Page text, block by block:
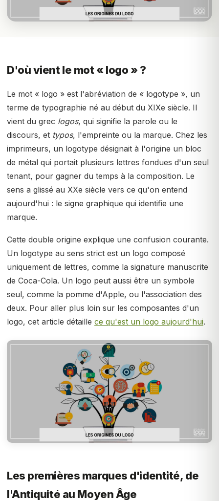
D'où vient le mot « logo » ?
Le mot « logo » est l'abréviation de « logotype », un
terme de typographie né au début du XIXe siècle. Il
vient du grec logos, qui signifie la parole ou le
discours, et typos, l'empreinte ou la marque. Chez les
imprimeurs, un logotype désignait à l'origine un bloc
de métal qui portait plusieurs lettres fondues d'un seul
tenant, pour gagner du temps à la composition. Le
sens a glissé au XXe siècle vers ce qu'on entend
aujourd'hui : le signe graphique qui identifie une
marque.
Cette double origine explique une confusion courante.
Un logotype au sens strict est un logo composé
uniquement de lettres, comme la signature manuscrite
de Coca-Cola. Un logo peut aussi être un symbole
seul, comme la pomme d'Apple, ou l'association des
deux. Pour aller plus loin sur les composantes d'un
logo, cet article détaille ce qu'est un logo aujourd'hui.
Les premières marques d'identité, de
l'Antiquité au Moyen Âge